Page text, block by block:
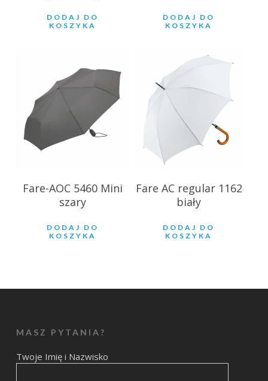
DODAJ DO
KOSZYKA
DODAJ DO
KOSZYKA
57.11 zł
Fare-AOC 5460 Mini
szary
DODAJ DO
KOSZYKA
50.82
Fare AC regular 1162
biały
DODAJ DO
KOSZYKA
MASZ PYTANIA?
Twoje Imię i Nazwisko